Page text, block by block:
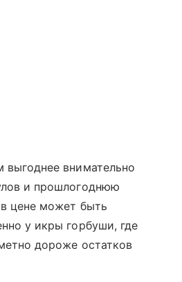
выгоднее внимательно
и прошлогоднюю
цене может быть
у икры горбуши, где
дороже остатков